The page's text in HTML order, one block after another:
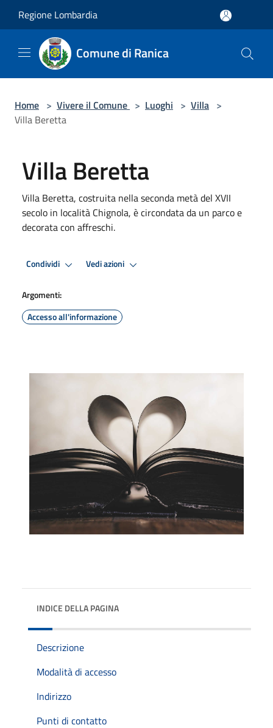
Regione Lombardia
Comune di Ranica
Home > Vivere il Comune > Luoghi > Villa >
Villa Beretta
Villa Beretta
Villa Beretta, costruita nella seconda metà del XVII
secolo in località Chignola, è circondata da un parco e
decorata con affreschi.
Condividi Vedi azioni
Argomenti:
Accesso all'informazione
INDICE DELLA PAGINA
Descrizione
Modalità di accesso
Indirizzo
Punti di contatto